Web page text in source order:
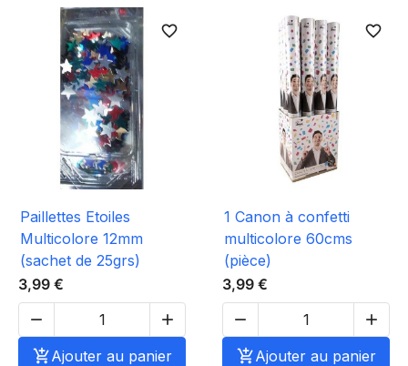
favorite_border
Paillettes Etoiles
Multicolore 12mm
(sachet de 25grs)
3,99 €


Ajouter au panier
favorite_border
1 Canon à confetti
multicolore 60cms
(pièce)
3,99 €


Ajouter au panier